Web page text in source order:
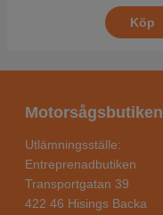
Köp
Motorsågsbutiken
Utlämningsställe:
Entreprenadbutiken
Transportgatan 39
422 46 Hisings Backa